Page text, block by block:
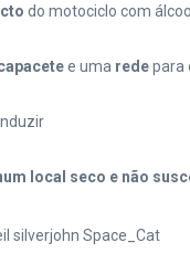
do motociclo com
e uma redepara
local seco e não
silverjohn Space_Cat